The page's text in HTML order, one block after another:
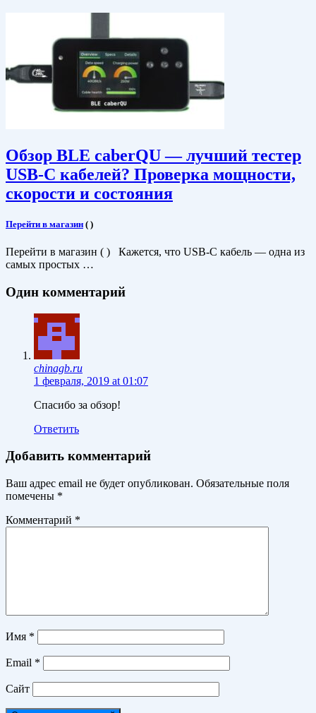
Обзор BLE caberQU — лучший тестер
USB-C кабелей? Проверка мощности,
скорости и состояния
Перейти в магазин ( )
Перейти в магазин ( ) Кажется, что USB-C кабель — одна из
самых простых …
Один комментарий
chinagb.ru
1 февраля, 2019 at 01:07
Спасибо за обзор!
Ответить
Добавить комментарий
Ваш адрес email не будет опубликован. Обязательные поля
помечены *
Комментарий *
Имя *
Email *
Сайт